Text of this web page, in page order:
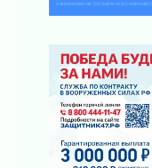
Строительные
03 августа 2026
Шесть новых
Ленинградской
03 августа 2026
Уроки
03 августа 2026